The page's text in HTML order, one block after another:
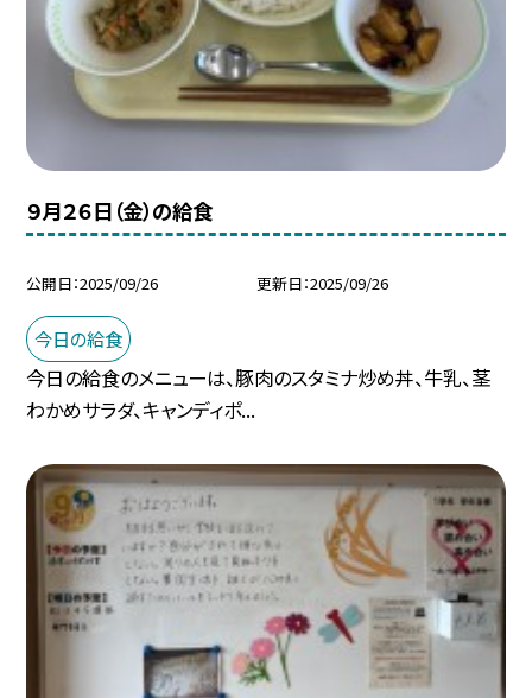
９月２６日（金）の給食
公開日 2025/09/26 更新日 2025/09/26
今日の給食
今日の給食のメニューは、豚肉のスタミナ炒め丼、牛乳、茎
わかめサラダ、キャンディポ...